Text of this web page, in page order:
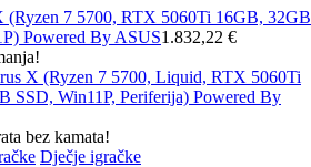
(Ryzen 7 5700, RTX 5060Ti 16GB, 32GB
Powered By ASUS1.832,22 €
X (Ryzen 7 5700, Liquid, RTX 5060Ti
SSD, Win11P, Periferija) Powered By
bez kamata!
Dječje igračke